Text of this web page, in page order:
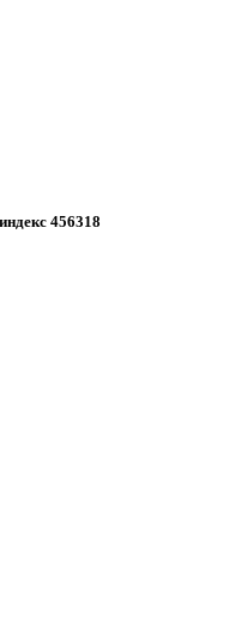
456318